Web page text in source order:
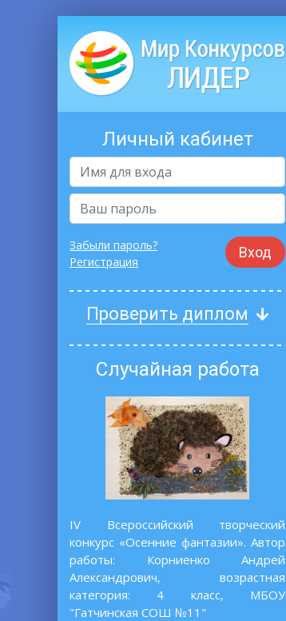
Личный кабинет
Вход
Забыли пароль?
Регистрация
Проверить диплом
Случайная работа
IV Всероссийский творческий
конкурс «Осенние фантазии». Автор
работы: Корниенко Андрей
Александрович, возрастная
категория: 4 класс, МБОУ
"Гатчинская СОШ №11"